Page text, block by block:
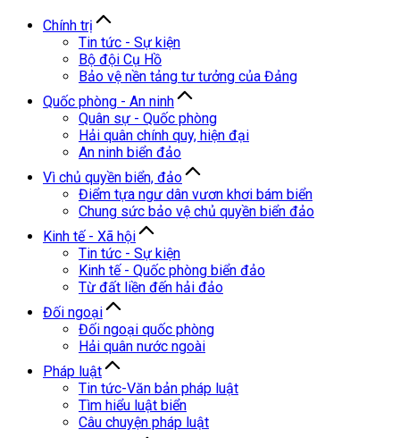
Chính trị
Tin tức - Sự kiện
Bộ đội Cụ Hồ
Bảo vệ nền tảng tư tưởng của Đảng
Quốc phòng - An ninh
Quân sự - Quốc phòng
Hải quân chính quy, hiện đại
An ninh biển đảo
Vì chủ quyền biển, đảo
Điểm tựa ngư dân vươn khơi bám biển
Chung sức bảo vệ chủ quyền biển đảo
Kinh tế - Xã hội
Tin tức - Sự kiện
Kinh tế - Quốc phòng biển đảo
Từ đất liền đến hải đảo
Đối ngoại
Đối ngoại quốc phòng
Hải quân nước ngoài
Pháp luật
Tin tức-Văn bản pháp luật
Tìm hiểu luật biển
Câu chuyện pháp luật